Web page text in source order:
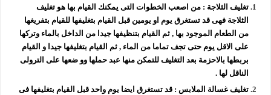
تغليف الثلاجة : من اصعب الخطوات التى يمكنك القيام بها هو تغليف
الثلاجة فهى قد تستغرق يوم او يومين قبل القيام بتغليفها للقيام بتفريغها
من الطعام الموجود بها , ثم القيام بتنظيفها جيدا من الداخل بالماء وتركها
على الاقل يوم حتى تجف تماما من الماء , ثم القيام بتغليفها جيدا و القيام
بربطها بالاحزمة بعد التغليف للتمكن منها عبد حملها وو ضعها على الترولى
الناقل لها .
تغليف غسالة الملابس : قد تستغرق ايضا يوم واحد قبل القيام بتغليفها فى